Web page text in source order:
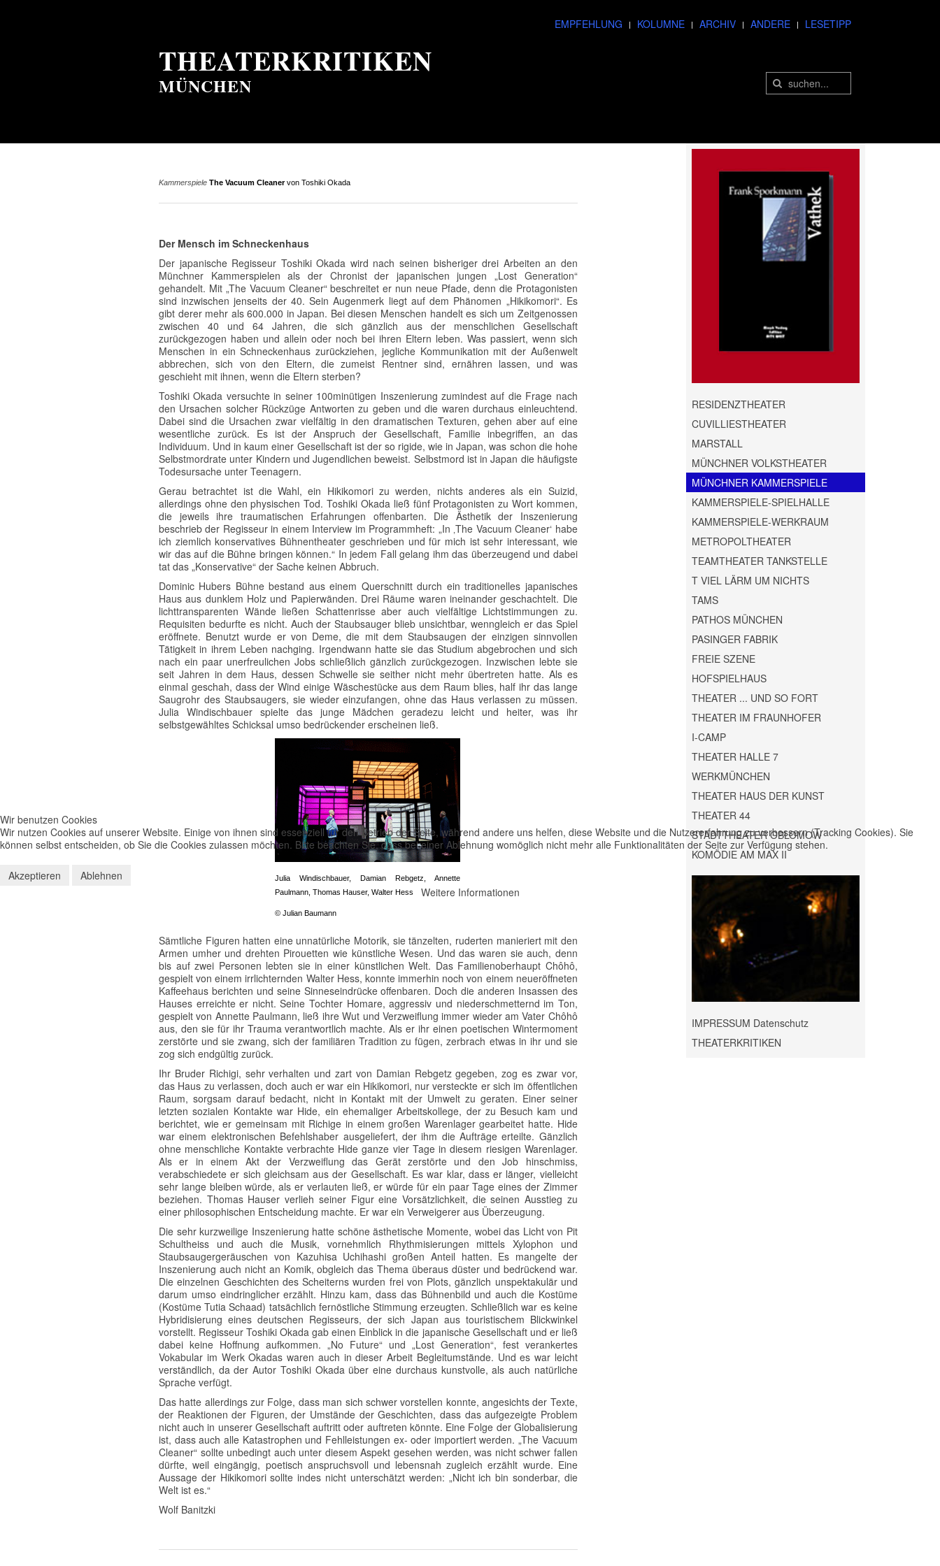
EMPFEHLUNG KOLUMNE ARCHIV ANDERE LESETIPP
THEATERKRITIKEN
MÜNCHEN
Kammerspiele The Vacuum Cleanervon Toshiki Okada
Der Mensch im Schneckenhaus
Der japanische Regisseur Toshiki Okada wird nach seinen bisheriger drei Arbeiten an den
Münchner Kammerspielen als der Chronist der japanischen jungen „Lost Generation“
gehandelt. Mit „The Vacuum Cleaner“ beschreitet er nun neue Pfade, denn die Protagonisten
sind inzwischen jenseits der 40. Sein Augenmerk liegt auf dem Phänomen „Hikikomori“. Es
gibt derer mehr als 600.000 in Japan. Bei diesen Menschen handelt es sich um Zeitgenossen
zwischen 40 und 64 Jahren, die sich gänzlich aus der menschlichen Gesellschaft
zurückgezogen haben und allein oder noch bei ihren Eltern leben. Was passiert, wenn sich
Menschen in ein Schneckenhaus zurückziehen, jegliche Kommunikation mit der Außenwelt
abbrechen, sich von den Eltern, die zumeist Rentner sind, ernähren lassen, und was
geschieht mit ihnen, wenn die Eltern sterben?
Toshiki Okada versuchte in seiner 100minütigen Inszenierung zumindest auf die Frage nach
den Ursachen solcher Rückzüge Antworten zu geben und die waren durchaus einleuchtend.
Dabei sind die Ursachen zwar vielfältig in den dramatischen Texturen, gehen aber auf eine
wesentliche zurück. Es ist der Anspruch der Gesellschaft, Familie inbegriffen, an das
Individuum. Und in kaum einer Gesellschaft ist der so rigide, wie in Japan, was schon die hohe
Selbstmordrate unter Kindern und Jugendlichen beweist. Selbstmord ist in Japan die häufigste
Todesursache unter Teenagern.
Gerau betrachtet ist die Wahl, ein Hikikomori zu werden, nichts anderes als ein Suizid,
allerdings ohne den physischen Tod. Toshiki Okada ließ fünf Protagonisten zu Wort kommen,
die jeweils ihre traumatischen Erfahrungen offenbarten. Die Ästhetik der Inszenierung
beschrieb der Regisseur in einem Interview im Programmheft: „In ‚The Vacuum Cleaner‘ habe
ich ziemlich konservatives Bühnentheater geschrieben und für mich ist sehr interessant, wie
wir das auf die Bühne bringen können.“ In jedem Fall gelang ihm das überzeugend und dabei
tat das „Konservative“ der Sache keinen Abbruch.
Dominic Hubers Bühne bestand aus einem Querschnitt durch ein traditionelles japanisches
Haus aus dunklem Holz und Papierwänden. Drei Räume waren ineinander geschachtelt. Die
lichttransparenten Wände ließen Schattenrisse aber auch vielfältige Lichtstimmungen zu.
Requisiten bedurfte es nicht. Auch der Staubsauger blieb unsichtbar, wenngleich er das Spiel
eröffnete. Benutzt wurde er von Deme, die mit dem Staubsaugen der einzigen sinnvollen
Tätigkeit in ihrem Leben nachging. Irgendwann hatte sie das Studium abgebrochen und sich
nach ein paar unerfreulichen Jobs schließlich gänzlich zurückgezogen. Inzwischen lebte sie
seit Jahren in dem Haus, dessen Schwelle sie seither nicht mehr übertreten hatte. Als es
einmal geschah, dass der Wind einige Wäschestücke aus dem Raum blies, half ihr das lange
Saugrohr des Staubsaugers, sie wieder einzufangen, ohne das Haus verlassen zu müssen.
Julia Windischbauer spielte das junge Mädchen geradezu leicht und heiter, was ihr
selbstgewähltes Schicksal umso bedrückender erscheinen ließ.
Julia Windischbauer, Damian Rebgetz, Annette
Paulmann, Thomas Hauser, Walter Hess
© Julian Baumann
Sämtliche Figuren hatten eine unnatürliche Motorik, sie tänzelten, ruderten manieriert mit den
Armen umher und drehten Pirouetten wie künstliche Wesen. Und das waren sie auch, denn
bis auf zwei Personen lebten sie in einer künstlichen Welt. Das Familienoberhaupt Chôhô,
gespielt von einem irrlichternden Walter Hess, konnte immerhin noch von einem neueröffneten
Kaffeehaus berichten und seine Sinneseindrücke offenbaren. Doch die anderen Insassen des
Hauses erreichte er nicht. Seine Tochter Homare, aggressiv und niederschmetternd im Ton,
gespielt von Annette Paulmann, ließ ihre Wut und Verzweiflung immer wieder am Vater Chôhô
aus, den sie für ihr Trauma verantwortlich machte. Als er ihr einen poetischen Wintermoment
zerstörte und sie zwang, sich der familiären Tradition zu fügen, zerbrach etwas in ihr und sie
zog sich endgültig zurück.
Ihr Bruder Richigi, sehr verhalten und zart von Damian Rebgetz gegeben, zog es zwar vor,
das Haus zu verlassen, doch auch er war ein Hikikomori, nur versteckte er sich im öffentlichen
Raum, sorgsam darauf bedacht, nicht in Kontakt mit der Umwelt zu geraten. Einer seiner
letzten sozialen Kontakte war Hide, ein ehemaliger Arbeitskollege, der zu Besuch kam und
berichtet, wie er gemeinsam mit Richige in einem großen Warenlager gearbeitet hatte. Hide
war einem elektronischen Befehlshaber ausgeliefert, der ihm die Aufträge erteilte. Gänzlich
ohne menschliche Kontakte verbrachte Hide ganze vier Tage in diesem riesigen Warenlager.
Als er in einem Akt der Verzweiflung das Gerät zerstörte und den Job hinschmiss,
verabschiedete er sich gleichsam aus der Gesellschaft. Es war klar, dass er länger, vielleicht
sehr lange bleiben würde, als er verlauten ließ, er würde für ein paar Tage eines der Zimmer
beziehen. Thomas Hauser verlieh seiner Figur eine Vorsätzlichkeit, die seinen Ausstieg zu
einer philosophischen Entscheidung machte. Er war ein Verweigerer aus Überzeugung.
Die sehr kurzweilige Inszenierung hatte schöne ästhetische Momente, wobei das Licht von Pit
Schultheiss und auch die Musik, vornehmlich Rhythmisierungen mittels Xylophon und
Staubsaugergeräuschen von Kazuhisa Uchihashi großen Anteil hatten. Es mangelte der
Inszenierung auch nicht an Komik, obgleich das Thema überaus düster und bedrückend war.
Die einzelnen Geschichten des Scheiterns wurden frei von Plots, gänzlich unspektakulär und
darum umso eindringlicher erzählt. Hinzu kam, dass das Bühnenbild und auch die Kostüme
(Kostüme Tutia Schaad) tatsächlich fernöstliche Stimmung erzeugten. Schließlich war es keine
Hybridisierung eines deutschen Regisseurs, der sich Japan aus touristischem Blickwinkel
vorstellt. Regisseur Toshiki Okada gab einen Einblick in die japanische Gesellschaft und er ließ
dabei keine Hoffnung aufkommen. „No Future“ und „Lost Generation“, fest verankertes
Vokabular im Werk Okadas waren auch in dieser Arbeit Begleitumstände. Und es war leicht
verständlich, da der Autor Toshiki Okada über eine durchaus kunstvolle, als auch natürliche
Sprache verfügt.
Das hatte allerdings zur Folge, dass man sich schwer vorstellen konnte, angesichts der Texte,
der Reaktionen der Figuren, der Umstände der Geschichten, dass das aufgezeigte Problem
nicht auch in unserer Gesellschaft auftritt oder auftreten könnte. Eine Folge der Globalisierung
ist, dass auch alle Katastrophen und Fehlleistungen ex- oder importiert werden. „The Vacuum
Cleaner“ sollte unbedingt auch unter diesem Aspekt gesehen werden, was nicht schwer fallen
dürfte, weil eingängig, poetisch anspruchsvoll und lebensnah zugleich erzählt wurde. Eine
Aussage der Hikikomori sollte indes nicht unterschätzt werden: „Nicht ich bin sonderbar, die
Welt ist es.“
Wolf Banitzki
RESIDENZTHEATER
CUVILLIESTHEATER
MARSTALL
MÜNCHNER VOLKSTHEATER
MÜNCHNER KAMMERSPIELE
KAMMERSPIELE-SPIELHALLE
KAMMERSPIELE-WERKRAUM
METROPOLTHEATER
TEAMTHEATER TANKSTELLE
T VIEL LÄRM UM NICHTS
TAMS
PATHOS MÜNCHEN
PASINGER FABRIK
FREIE SZENE
HOFSPIELHAUS
THEATER ... UND SO FORT
THEATER IM FRAUNHOFER
I-CAMP
THEATER HALLE 7
WERKMÜNCHEN
THEATER HAUS DER KUNST
THEATER 44
STADTTHEATER OBLOMOW
KOMÖDIE AM MAX II
IMPRESSUM Datenschutz
THEATERKRITIKEN
Wir benutzen Cookies
Wir nutzen Cookies auf unserer Website. Einige von ihnen sind essenziell für den Betrieb der Seite, während andere uns helfen, diese Website und die Nutzererfahrung zu verbessern (Tracking Cookies). Sie
können selbst entscheiden, ob Sie die Cookies zulassen möchten. Bitte beachten Sie, dass bei einer Ablehnung womöglich nicht mehr alle Funktionalitäten der Seite zur Verfügung stehen.
Akzeptieren
Ablehnen
Weitere Informationen